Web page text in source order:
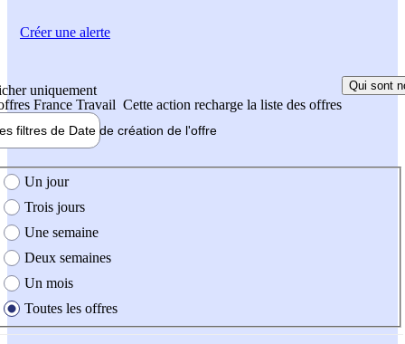
uniquement
France Travail Cette action recharge la liste des offres
Qui sont
filtres de Date de création de l'offre
création de l'offre
Un jour
Trois jours
Une semaine
Deux semaines
Un mois
Toutes les offres
Créer une alerte